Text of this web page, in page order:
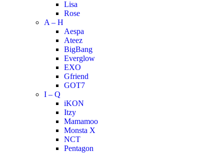
Lisa
Rose
A – H
Aespa
Ateez
BigBang
Everglow
EXO
Gfriend
GOT7
I – Q
iKON
Itzy
Mamamoo
Monsta X
NCT
Pentagon